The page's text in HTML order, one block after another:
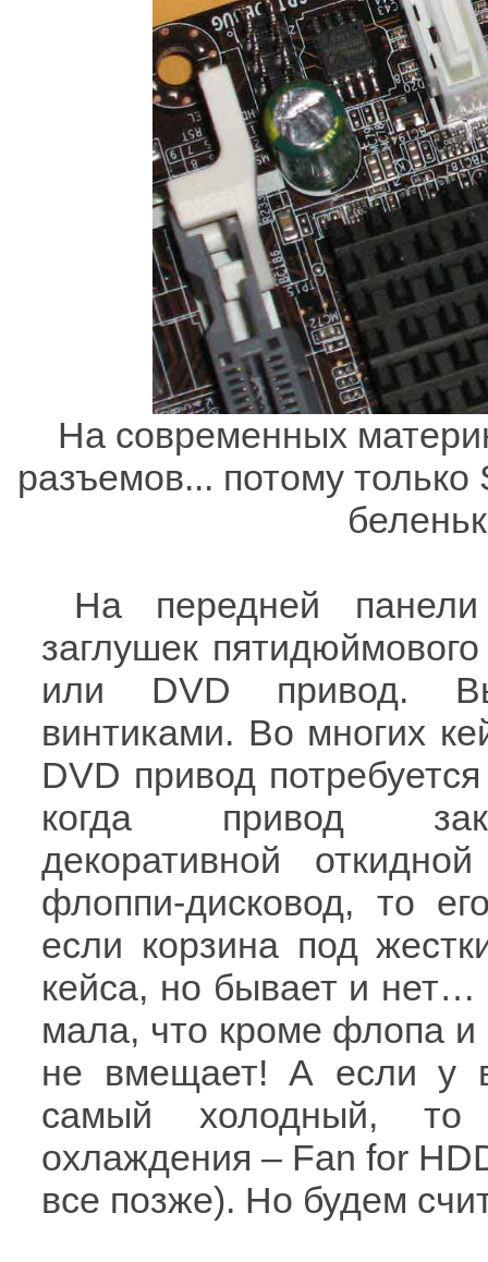
На современных
разъемов... потому
На передней
заглушек
или DVD привод.
винтиками. Во многих
DVD привод
когда привод
декоративной
флоппи-дисковод, то
если корзина под
кейса, но бывает и нет…
мала, что кроме флопа и
не вмещает! А если у
самый холодный, то
охлаждения – Fan for
все позже). Но будем